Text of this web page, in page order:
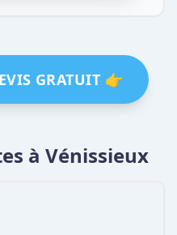
GRATUIT 👉
à Vénissieux